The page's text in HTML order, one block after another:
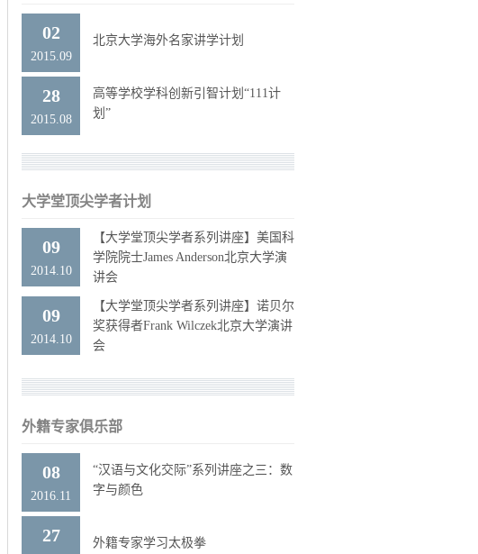
02
2015.09
北京大学海外名家讲学计划
28
2015.08
高等学校学科创新引智计划“111计
划”
大学堂顶尖学者计划
09
2014.10
【大学堂顶尖学者系列讲座】美国科
学院院士James Anderson北京大学演
讲会
09
2014.10
【大学堂顶尖学者系列讲座】诺贝尔
奖获得者Frank Wilczek北京大学演讲
会
外籍专家俱乐部
08
2016.11
“汉语与文化交际”系列讲座之三：数
字与颜色
27 外籍专家学习太极拳